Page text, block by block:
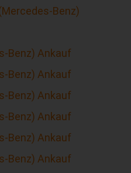
Benz)
Benz) Ankauf
Benz) Ankauf
Benz) Ankauf
Benz) Ankauf
Benz) Ankauf
Benz) Ankauf